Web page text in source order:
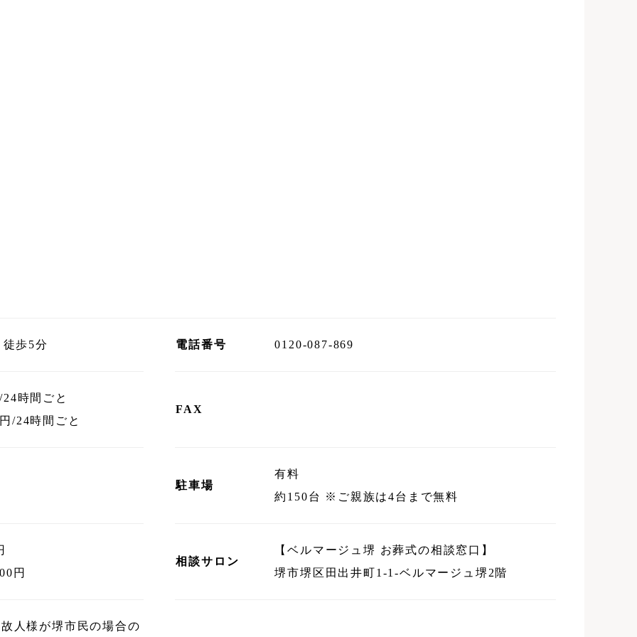
歩5分 電話番号 0120-087-869
時間ごと
/24時間ごと
FAX
駐車場
有料
約150台
※ご親族は4台まで無料
円
相談サロン
【ベルマージュ堺 お葬式の相談窓口】
堺市堺区田出井町1-1-ベルマージュ堺2階
人様が堺市民の場合の